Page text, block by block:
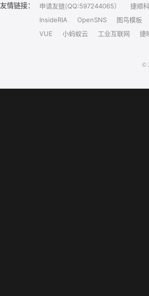
友情链接： 申请友链(QQ:597244065） 捷顺
InsideRIA
OpenSNS 图鸟模板
VUE
小蚂蚁云 工业互联网 捷
©